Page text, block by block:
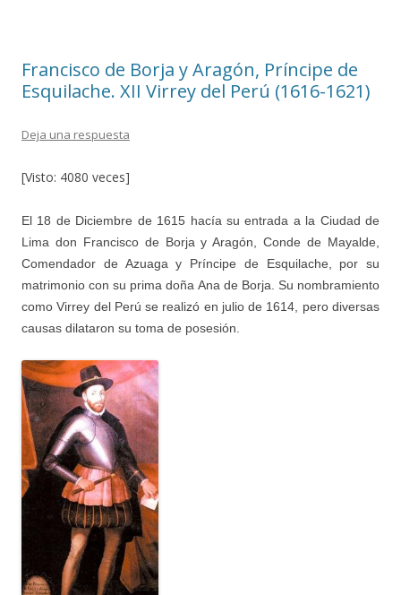
k r
Francisco de Borja y Aragón, Príncipe de
Esquilache. XII Virrey del Perú (1616-1621)
Deja una respuesta
[Visto: 4080 veces]
El 18 de Diciembre de 1615 hacía su entrada a la Ciudad de
Lima don Francisco de Borja y Aragón, Conde de Mayalde,
Comendador de Azuaga y Príncipe de Esquilache, por su
matrimonio con su prima doña Ana de Borja. Su nombramiento
como Virrey del Perú se realizó en julio de 1614, pero diversas
causas dilataron su toma de posesión.